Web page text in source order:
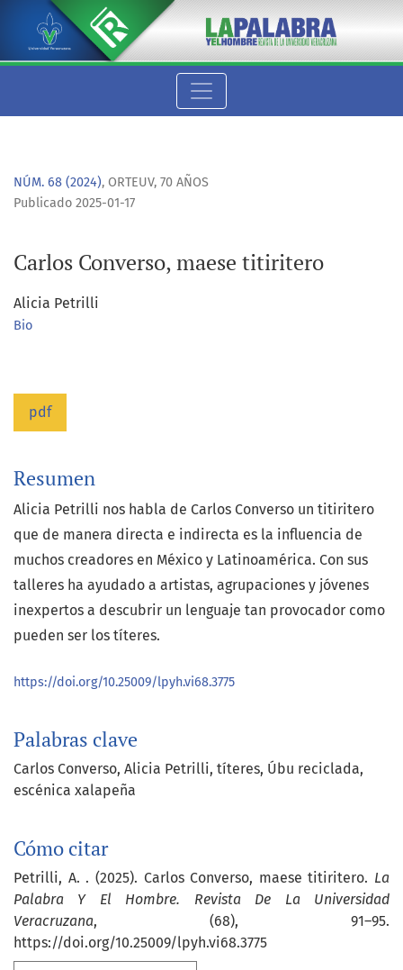
Carlos Converso, maese titiritero
NÚM. 68 (2024), ORTEUV, 70 AÑOS
Carlos Converso, maese titiritero
Publicado 2025-01-17
Alicia Petrilli
Bio
pdf
Palabras clave
Carlos Converso Alicia Petrilli títeres Úbu reciclada
escénica xalapeña
Cómo citar
Petrilli, A. . (2025). Carlos Converso, maese titiritero. La
Palabra Y El Hombre. Revista De La Universidad
Veracruzana, (68), 91–95.
https://doi.org/10.25009/lpyh.vi68.3775
Resumen
Alicia Petrilli nos habla de Carlos Converso un titiritero
que de manera directa e indirecta es la influencia de
muchos creadores en México y Latinoamérica. Con sus
talleres ha ayudado a artistas, agrupaciones y jóvenes
inexpertos a descubrir un lenguaje tan provocador como
pueden ser los títeres.
https://doi.org/10.25009/lpyh.vi68.3775